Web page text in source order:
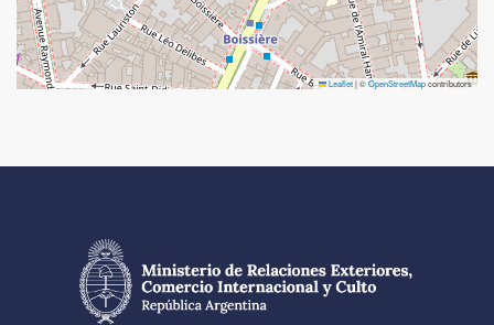
Leaflet|©OpenStreetMapcontributors